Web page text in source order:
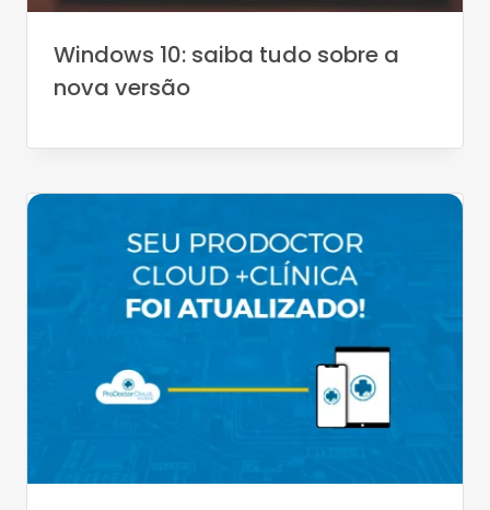
Windows 10: saiba tudo sobre a
nova versão